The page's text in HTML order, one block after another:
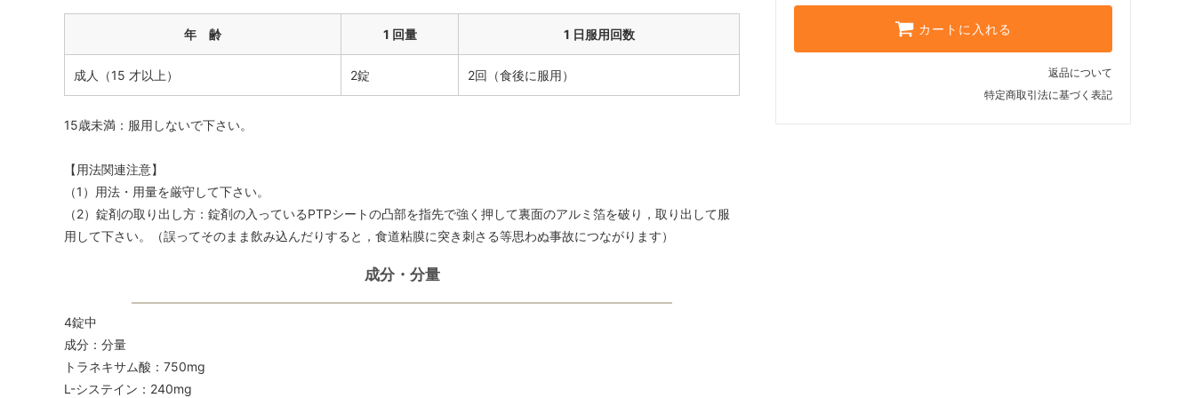
カートに入れる
返品について
特定商取引法に基づく表記
年 齢 1 回量 1 日服用回数
成人（15 才以上） 2錠 2回（食後に服用）
15歳未満：服用しないで下さい。
【用法関連注意】
（1）用法・用量を厳守して下さい。
（2）錠剤の取り出し方：錠剤の入っているPTPシートの凸部を指先で強く押して裏面のアルミ箔を破り，取り出して服
用して下さい。（誤ってそのまま飲み込んだりすると，食道粘膜に突き刺さる等思わぬ事故につながります）
成分・分量
4錠中
成分：分量
トラネキサム酸：750mg
L-システイン：240mg